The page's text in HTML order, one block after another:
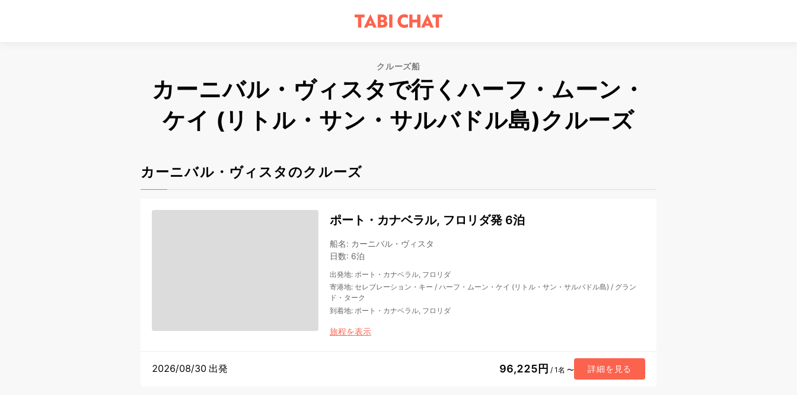
クルーズ船
カーニバル・ヴィスタで行くハーフ・ムーン・
ケイ (リトル・サン・サルバドル島)クルーズ
カーニバル・ヴィスタのクルーズ
ポート・カナベラル, フロリダ発 6泊
船名: カーニバル・ヴィスタ
日数: 6泊
出発地: ポート・カナベラル, フロリダ
寄港地: セレブレーション・キー / ハーフ・ムーン・ケイ (リトル・サン・サルバドル島) / グラン
ド・ターク
到着地: ポート・カナベラル, フロリダ
旅程を表示
2026/08/30 出発 96,225円 / 1名 〜 詳細を見る